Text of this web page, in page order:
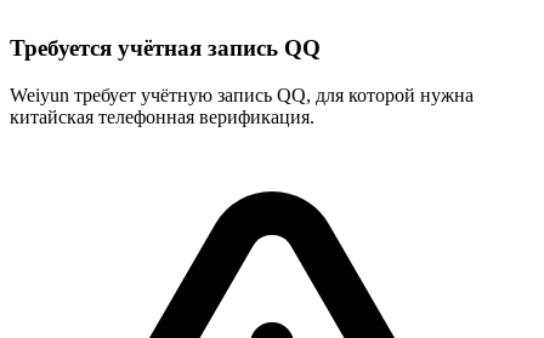
Требуется учётная запись QQ
Weiyun требует учётную запись QQ, для которой нужна
китайская телефонная верификация.